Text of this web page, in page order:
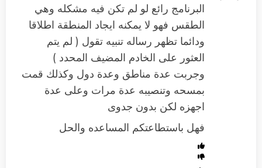
البرنامج رائع لو لم تكن فيه مشكله وهي
الطقس فهو لا يمكنه ايجاد المنطقة اطلاقا
ودائما تظهر رساله تنبيه تقول ( لم يتم
العثور على الخادم المضيف المحدد )
وجربت عدة مناطق وعدة دول وكذلك قمت
بمسحه وتنصيبه عدة مرات وعلى عدة
اجهزه لكن بدون جدوى
فهل باستطاعتكم المساعده والحل